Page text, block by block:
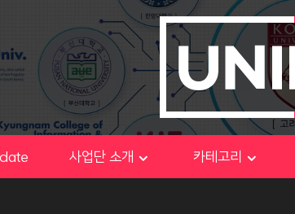
사업단 소개 카테고리